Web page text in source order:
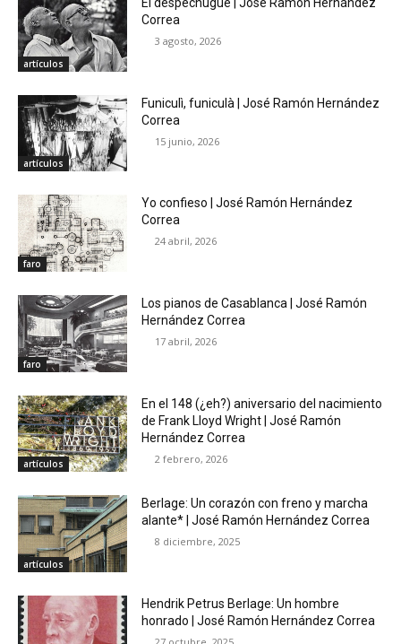
artículos
Correa
3 agosto, 2026
artículos
Funiculì, funiculà | José Ramón Hernández
Correa
15 junio, 2026
faro
Yo confieso | José Ramón Hernández
Correa
24 abril, 2026
faro
Los pianos de Casablanca | José Ramón
Hernández Correa
17 abril, 2026
artículos
En el 148 (¿eh?) aniversario del nacimiento
de Frank Lloyd Wright | José Ramón
Hernández Correa
2 febrero, 2026
artículos
Berlage: Un corazón con freno y marcha
alante* | José Ramón Hernández Correa
8 diciembre, 2025
Hendrik Petrus Berlage: Un hombre
honrado | José Ramón Hernández Correa